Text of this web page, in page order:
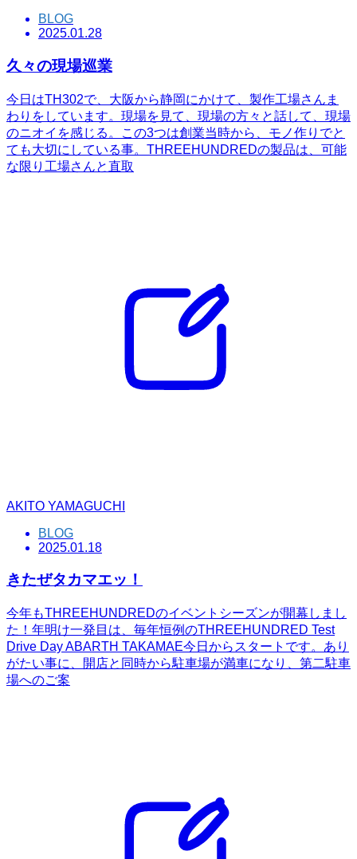
BLOG
2025.01.28
久々の現場巡業
今日はTH302で、大阪から静岡にかけて、製作工場さんま
わりをしています。現場を見て、現場の方々と話して、現場
のニオイを感じる。この3つは創業当時から、モノ作りでと
ても大切にしている事。THREEHUNDREDの製品は、可能
な限り工場さんと直取
AKITO YAMAGUCHI
BLOG
2025.01.18
きたぜタカマエッ！
今年もTHREEHUNDREDのイベントシーズンが開幕しまし
た！年明け一発目は、毎年恒例のTHREEHUNDRED Test
Drive Day ABARTH TAKAMAE今日からスタートです。あり
がたい事に、開店と同時から駐車場が満車になり、第二駐車
場へのご案